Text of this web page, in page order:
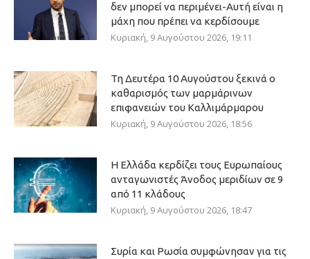
δεν μπορεί να περιμένει-Αυτή είναι η
μάχη που πρέπει να κερδίσουμε
Κυριακή, 9 Αυγούστου 2026, 19:11
Τη Δευτέρα 10 Αυγούστου ξεκινά ο
καθαρισμός των μαρμάρινων
επιφανειών του Καλλιμάρμαρου
Κυριακή, 9 Αυγούστου 2026, 18:56
Η Ελλάδα κερδίζει τους Ευρωπαίους
ανταγωνιστές Άνοδος μεριδίων σε 9
από 11 κλάδους
Κυριακή, 9 Αυγούστου 2026, 18:47
Συρία και Ρωσία συμφώνησαν για τις